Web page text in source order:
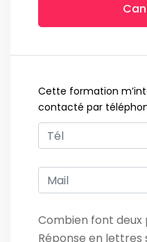
Cette formation
contacté par
Combien font deux
Réponse en lettres